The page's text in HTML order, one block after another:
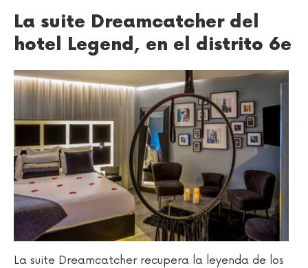
La suite Dreamcatcher del
hotel Legend, en el distrito 6e
La suite Dreamcatcher recupera la leyenda de los